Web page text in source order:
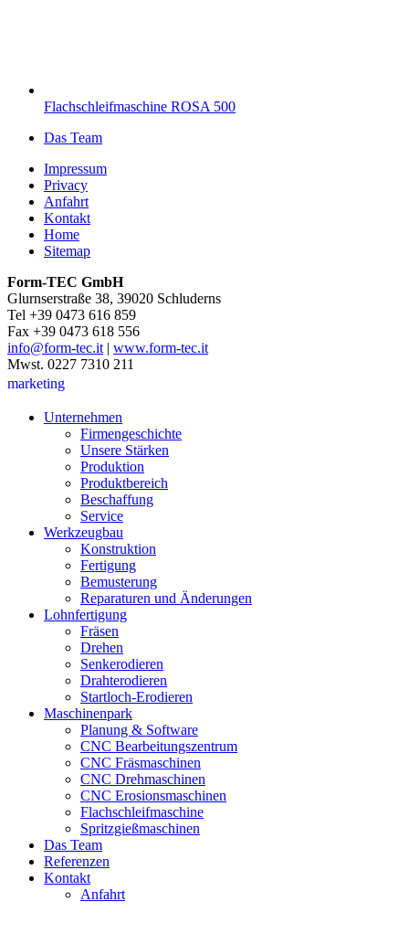
Flachschleifmaschine ROSA 500
Das Team
Impressum
Privacy
Anfahrt
Kontakt
Home
Sitemap
Form-TEC GmbH
Glurnserstraße 38, 39020 Schluderns
Tel +39 0473 616 859
Fax +39 0473 618 556
info@form-tec.it | www.form-tec.it
Mwst. 0227 7310 211
marketing
Unternehmen
Firmengeschichte
Unsere Stärken
Produktion
Produktbereich
Beschaffung
Service
Werkzeugbau
Konstruktion
Fertigung
Bemusterung
Reparaturen und Änderungen
Lohnfertigung
Fräsen
Drehen
Senkerodieren
Drahterodieren
Startloch-Erodieren
Maschinenpark
Planung & Software
CNC Bearbeitungszentrum
CNC Fräsmaschinen
CNC Drehmaschinen
CNC Erosionsmaschinen
Flachschleifmaschine
Spritzgießmaschinen
Das Team
Referenzen
Kontakt
Anfahrt